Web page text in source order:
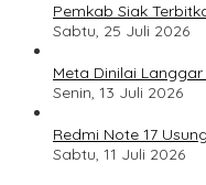
Pemkab Siak
Sabtu, 25 Juli 2026
Meta Dinilai
Senin, 13 Juli 2026
Redmi Note 17
Sabtu, 11 Juli 2026